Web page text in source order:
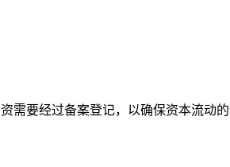
需要经过备案登记，以确保资本流动